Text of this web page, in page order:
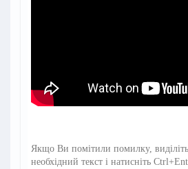
Якщо Ви помітили помилку,
необхідний текст і натисніть